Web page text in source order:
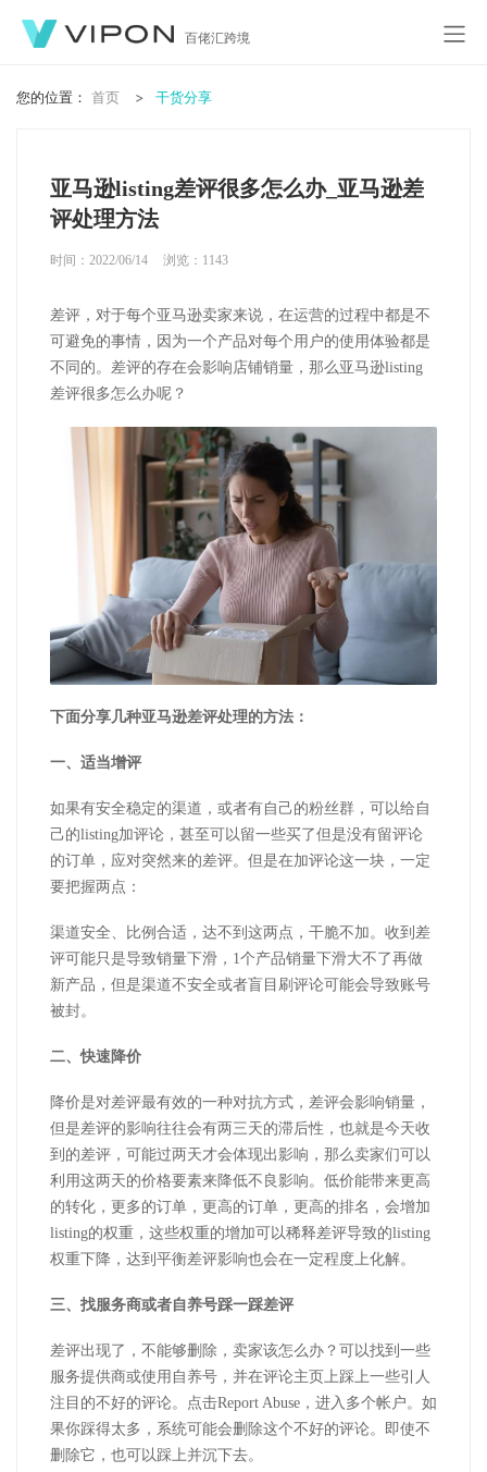
百佬汇跨境
您的位置： 首页 干货分享
亚马逊listing差评很多怎么办_亚马逊差
评处理方法
时间：2022/06/14 浏览： 1143
差评，对于每个亚马逊卖家来说，在运营的过程中都是不
可避免的事情，因为一个产品对每个用户的使用体验都是
不同的。 差评的存在会影响店铺销量，那么亚马逊listing
差评很多怎么办呢？
下面分享几种亚马逊差评处理的方法：
一、适当增评
如果有安全稳定的渠道，或者有自己的粉丝群，可以给自
己的listing加评论，甚至可以留一些买了但是没有留评论
的订单，应对突然来的差评。但是在加评论这一块，一定
要把握两点：
渠道安全、比例合适，达不到这两点，干脆不加。收到差
评可能只是导致销量下滑，1个产品销量下滑大不了再做
新产品，但是渠道不安全或者盲目刷评论可能会导致账号
被封。
二、快速降价
降价是对差评最有效的一种对抗方式，差评会影响销量，
但是差评的影响往往会有两三天的滞后性，也就是今天收
到的差评，可能过两天才会体现出影响，那么卖家们可以
利用这两天的价格要素来降低不良影响。低价能带来更高
的转化，更多的订单，更高的订单，更高的排名，会增加
listing的权重，这些权重的增加可以稀释差评导致的listing
权重下降，达到平衡差评影响也会在一定程度上化解。
三、找服务商或者自养号踩一踩差评
差评出现了，不能够删除，卖家该怎么办？可以找到一些
服务提供商或使用自养号，并在评论主页上踩上一些引人
注目的不好的评论。点击Report Abuse，进入多个帐户。如
果你踩得太多，系统可能会删除这个不好的评论。即使不
删除它，也可以踩上并沉下去。